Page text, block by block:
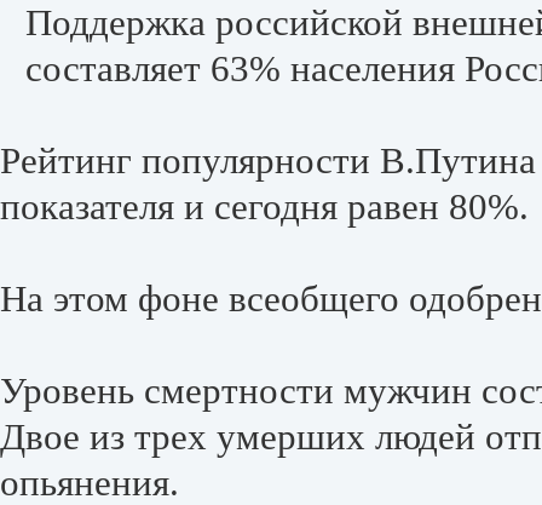
Поддержка российской
составляет 63% населения
Рейтинг популярности
показателя и сегодня равен 80%.
На этом фоне всеобщего
Уровень смертности мужчин
Двое из трех умерших людей
опьянения.